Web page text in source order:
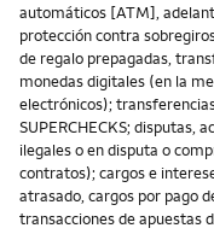
automáticos [ATM],
protección contra
de regalo prepagadas,
monedas digitales (en la
electrónicos);
SUPERCHECKS; disputas,
ilegales o en disputa o
contratos); cargos e
atrasado, cargos por pago
transacciones de apuestas